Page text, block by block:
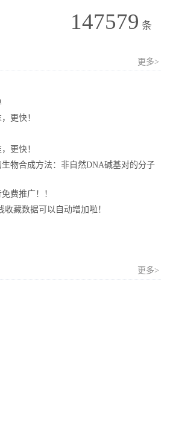
147579 条
更多>
更快！
更快！
物合成方法：非自然DNA碱基对的分子
费推广！！
藏数据可以自动增加啦！
更多>